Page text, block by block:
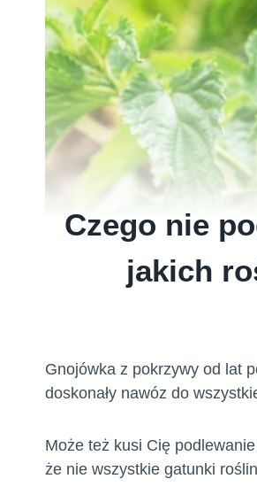
Czego nie
jakich
Gnojówka z pokrzywy od lat
doskonały nawóz do
Może też kusi Cię
że nie wszystkie gatunki